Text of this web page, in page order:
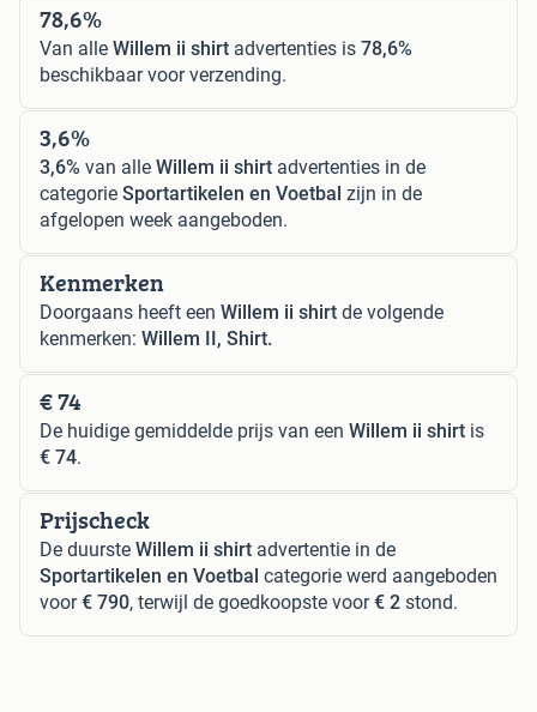
78,6%
Van alle Willem ii shirt advertenties is 78,6%
beschikbaar voor verzending.
3,6%
3,6% van alle Willem ii shirt advertenties in de
categorie Sportartikelen en Voetbal zijn in de
afgelopen week aangeboden.
Kenmerken
Doorgaans heeft een Willem ii shirt de volgende
kenmerken: Willem II, Shirt.
€ 74
De huidige gemiddelde prijs van een Willem ii shirt is
€ 74.
Prijscheck
De duurste Willem ii shirt advertentie in de
Sportartikelen en Voetbal categorie werd aangeboden
voor€ 790, terwijl de goedkoopste voor€ 2 stond.